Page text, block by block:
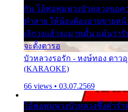
กัน โอ้พ่อพุ่มพวงบัวหลวงขอค
ทำลาย ให้น้องต้องอายขายห
เลิกวงแล้วจะมาหมั้น แม้นว่า
จะตั้งตารอ
บัวหลวงรอรัก - หงษ์ทอง ดาว
(KARAOKE)
66 views • 03.07.2569
โอ้พ่อพุ่มพวงบัวหลวงซึ้งคำรำ